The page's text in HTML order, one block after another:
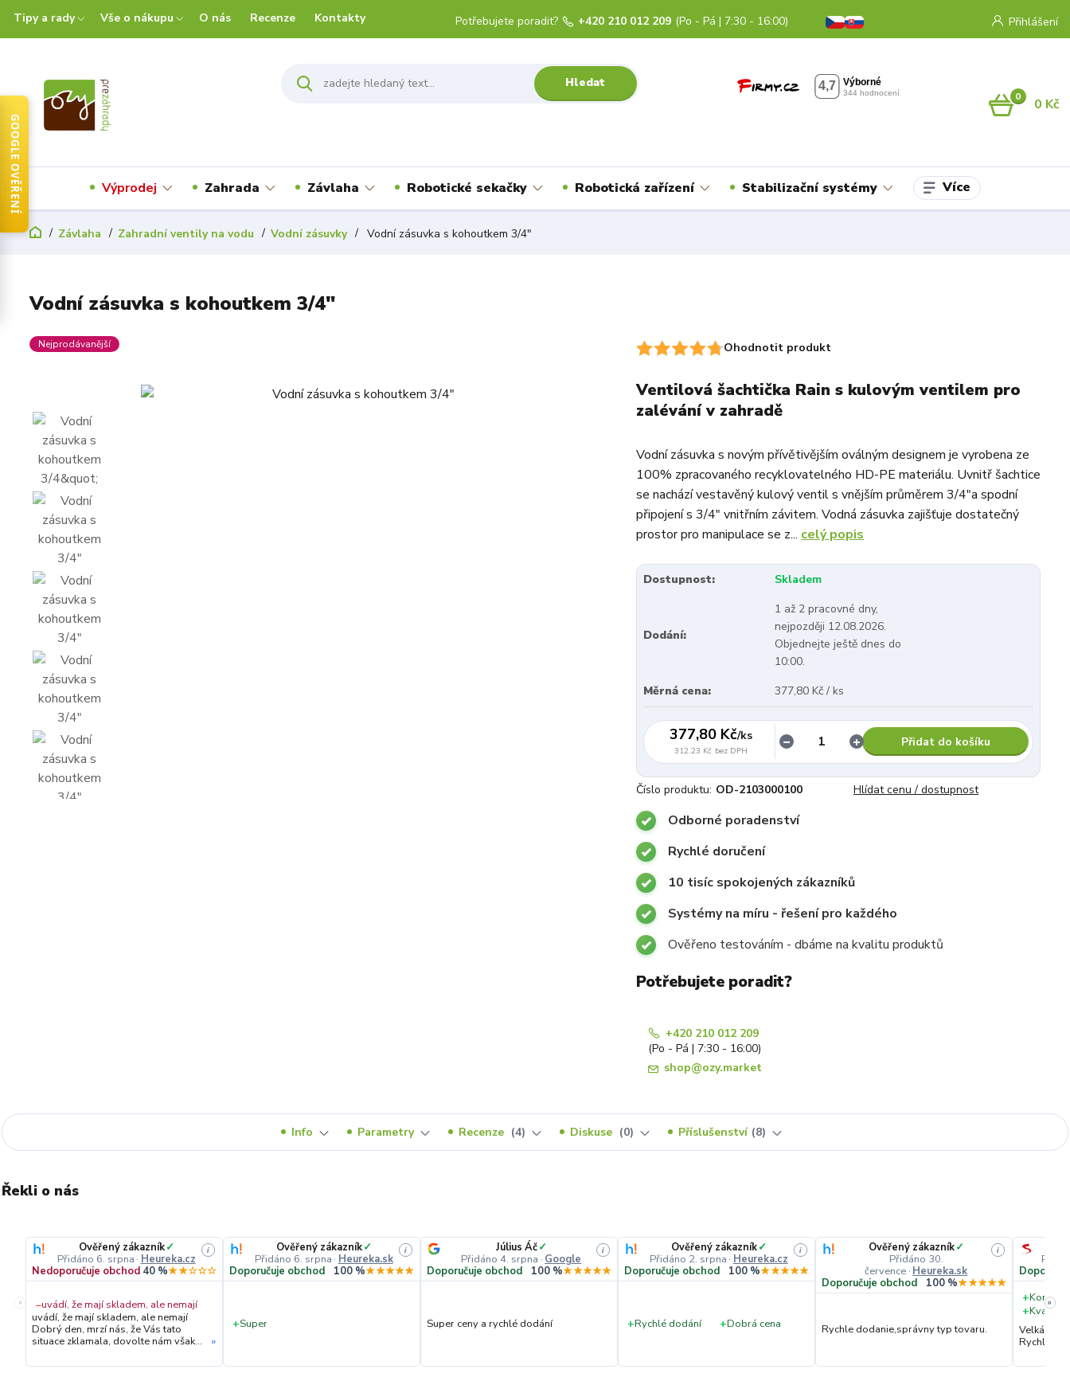
Tipy a rady Vše o nákupu O nás Recenze Kontakty Přihlášení
Hledat
Potřebujete poradit? +420 210 012 209 (Po - Pá | 7:30 - 16:00)
0 0 Kč
Výprodej Zahrada Závlaha Robotické sekačky Robotická zařízení Stabilizační systémy Více
Závlaha Zahradní ventily na vodu Vodní zásuvky Vodní zásuvka s kohoutkem 3/4"
Vodní zásuvka s kohoutkem 3/4"
Nejprodávanější Ohodnotit produkt
Ventilová šachtička Rain s kulovým ventilem pro
zalévání v zahradě
Vodní zásuvka s novým přívětivějším oválným designem je vyrobena ze
100% zpracovaného recyklovatelného HD-PE materiálu. Uvnitř šachtice
se nachází vestavěný kulový ventil s vnějším průměrem 3/4"a spodní
připojení s 3/4" vnitřním závitem. Vodná zásuvka zajišťuje dostatečný
prostor pro manipulace se z... celý popis
Dostupnost: Skladem
Dodání:
1 až 2 pracovné dny,
nejpozději 12.08.2026.
Objednejte ještě dnes do
10:00.
Měrná cena:
377,80 Kč / ks
377,80 Kč/ks
312,23 Kč bez DPH
Přidat do košíku
Číslo produktu: OD-2103000100 Hlídat cenu / dostupnost
Odborné poradenství
Rychlé doručení
10 tisíc spokojených zákazníků
Systémy na míru - řešení pro každého
Ověřeno testováním - dbáme na kvalitu produktů
Potřebujete poradit?
+420 210 012 209
(Po - Pá | 7:30 - 16:00)
shop@ozy.market
Info Parametry Recenze 4 Diskuse 0 Příslušenství 8
Řekli o nás
«
Ověřený zákazník✓
Přidáno 6. srpna · Heureka.cz
i
Nedoporučuje obchod 40 %★★☆☆☆
−uvádí, že mají skladem, ale nemají
uvádí, že mají skladem, ale nemají
Dobrý den, mrzí nás, že Vás tato
situace zklamala, dovolte nám však
objednávky. Hned druhý den ráno
»
Ověřený zákazník✓
Přidáno 6. srpna · Heureka.sk
i
Doporučuje obchod 100 %★★★★★
+Super
Július Áč✓
Přidáno 4. srpna · Google
i
Doporučuje obchod 100 %★★★★★
Super ceny a rychlé dodání
Ověřený zákazník✓
Přidáno 2. srpna · Heureka.cz
i
Doporučuje obchod 100 %★★★★★
+Rychlé dodání +Dobrá cena
Ověřený zákazník✓
Přidáno 30.
července · Heureka.sk
i
Doporučuje obchod 100 %★★★★★
Rychle dodanie,správny typ tovaru.
+
+Kvalita
Velká
Rychlé
»
GOOGLE OVĚŘENÍ